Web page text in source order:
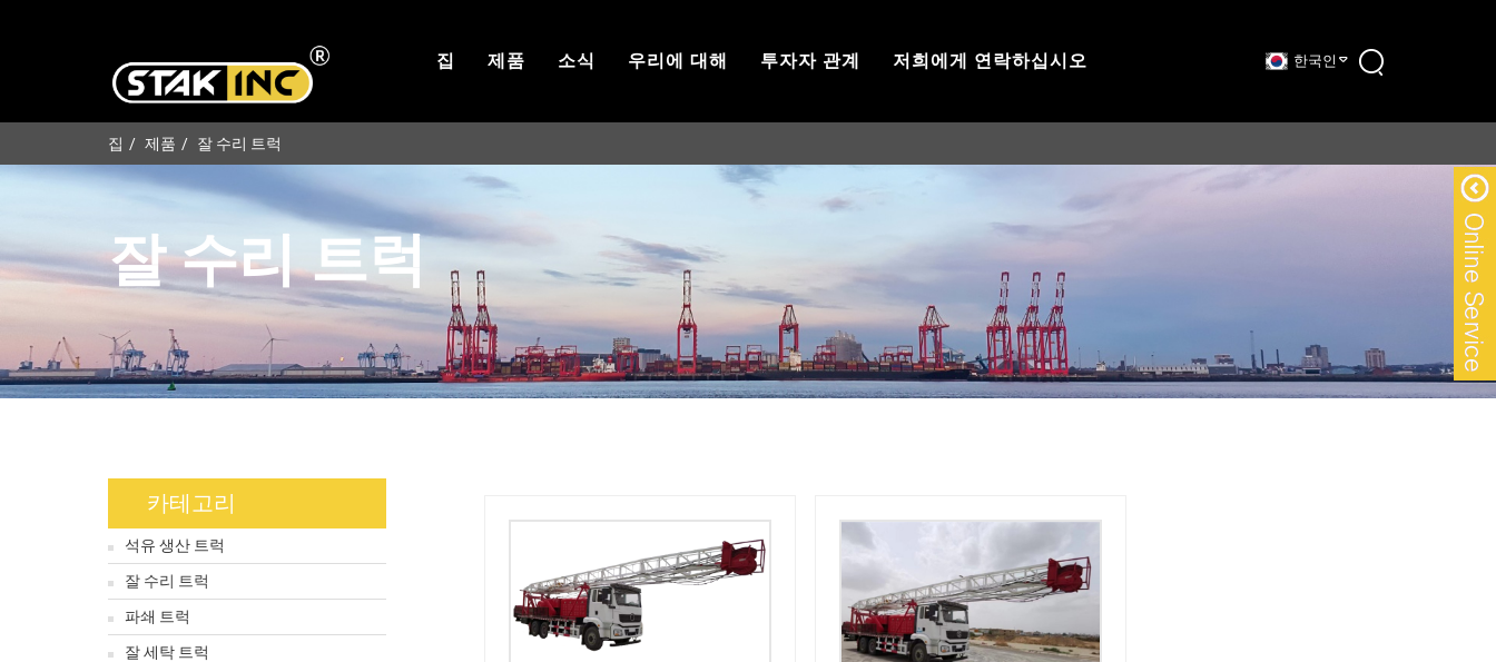
집 제품 소식 우리에 대해 투자자 관계 저희에게 연락하십시오 한국인
집 제품 잘 수리 트럭
잘 수리 트럭
카테고리
석유 생산 트럭
잘 수리 트럭
파쇄 트럭
잘 세탁 트럭